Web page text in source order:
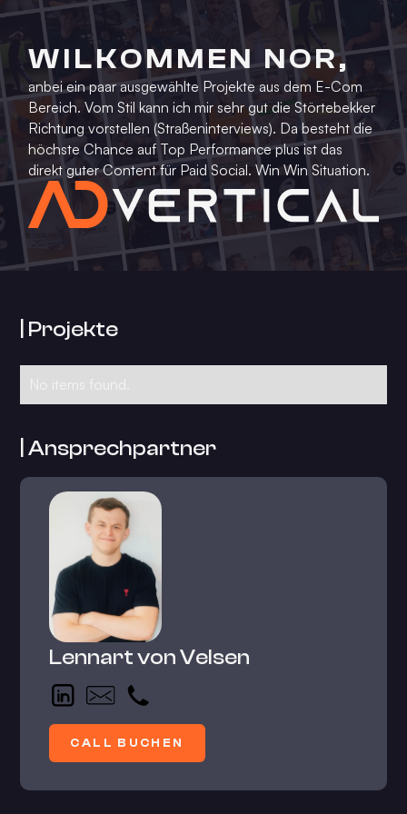
WILKOMMEN NOR,
anbei ein paar ausgewählte Projekte aus dem E-Com
Bereich. Vom Stil kann ich mir sehr gut die Störtebekker
Richtung vorstellen (Straßeninterviews). Da besteht die
höchste Chance auf Top Performance plus ist das
direkt guter Content für Paid Social. Win Win Situation.
| Projekte
No items found.
| Ansprechpartner
Lennart von Velsen
CALL BUCHEN